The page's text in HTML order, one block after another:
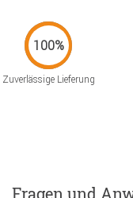
Zuverlässige Lieferung
Fragen und